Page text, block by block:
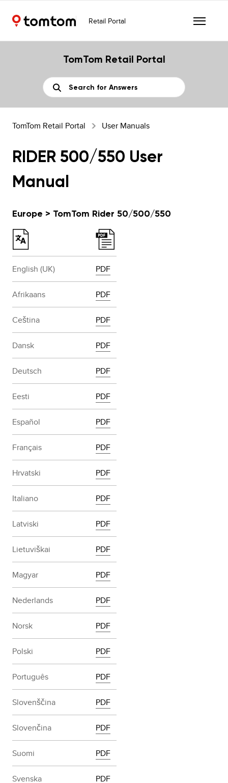
Retail Portal
TomTom Retail Portal
TomTom Retail Portal User Manuals
RIDER 500/550 User
Manual
Europe > TomTom Rider 50/500/550
English (UK) PDF
Afrikaans PDF
Ceština PDF
Dansk PDF
Deutsch PDF
Eesti PDF
Español PDF
Français PDF
Hrvatski PDF
Italiano PDF
Latviski PDF
Lietuviškai PDF
Magyar PDF
Nederlands PDF
Norsk PDF
Polski PDF
Português PDF
Slovenščina PDF
Slovenčina PDF
Suomi PDF
Svenska PDF